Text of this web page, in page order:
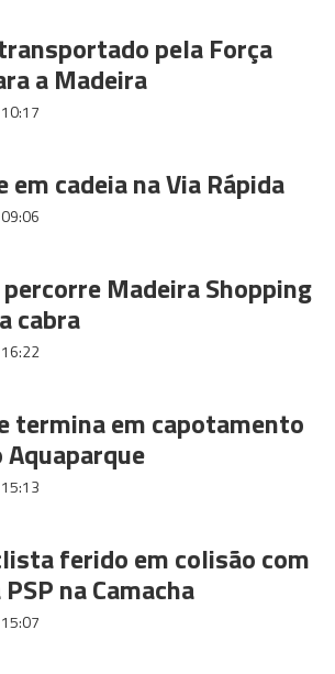
pela Força
a Madeira
10:17
em cadeia na Via Rápida
09:06
Madeira Shopping
cabra
16:22
termina em capotamento
15:13
ferido em colisão com
na Camacha
15:07